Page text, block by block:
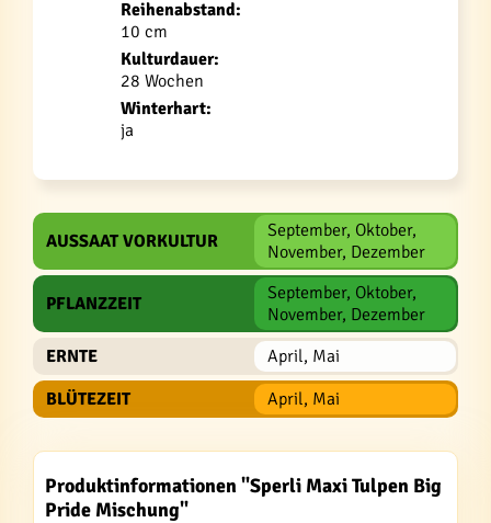
Reihenabstand:
10 cm
Kulturdauer:
28 Wochen
Winterhart:
ja
AUSSAAT VORKULTUR
September, Oktober,
November, Dezember
PFLANZZEIT
September, Oktober,
November, Dezember
ERNTE
April, Mai
BLÜTEZEIT
April, Mai
Produktinformationen "Sperli Maxi Tulpen Big
Pride Mischung"